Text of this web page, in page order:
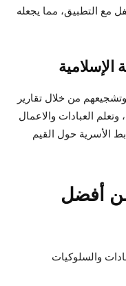
مع التطبيق، مما يجعله
وتشجيعهم من خلال تقارير
، وتعلم العبادات والاعمال
الأسرية حول القيم
من أفضل
والسلوكيات